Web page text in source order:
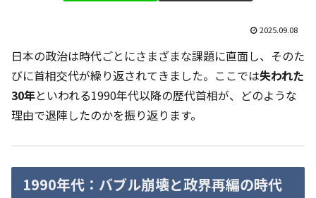
2025.09.08
日本の政治は時代ごとにさまざまな課題に直面し、そのた
びに首相交代が繰り返されてきました。ここでは失われた
30年といわれる1990年代以降の歴代首相が、どのような
理由で退陣したのかを振り返ります。
1990年代：バブル崩壊と政界再編の時代